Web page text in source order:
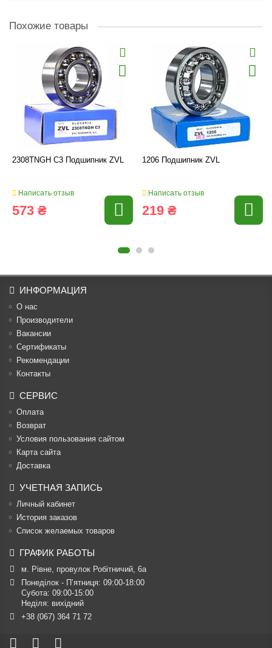
Похожие товары
2308TNGH C3 Подшипник ZVL
Написать отзыв
573 ₴
1206 Подшипник ZVL
Написать отзыв
219 ₴
ИНФОРМАЦИЯ
О нас
Производители
Вакансии
Cертификаты
Рекомендации
Контакты
СЕРВИС
Оплата
Возврат
Условия пользования сайтом
Карта сайта
Доставка
УЧЕТНАЯ ЗАПИСЬ
Личный кабинет
История заказов
Список желаемых товаров
ГРАФИК РАБОТЫ
м. Рівне, провулок Робітничий, 6а
Понеділок - П’ятниця: 09:00-18:00
Субота: 09:00-15:00
Неділя: вихідний
+38 (067) 364 71 72